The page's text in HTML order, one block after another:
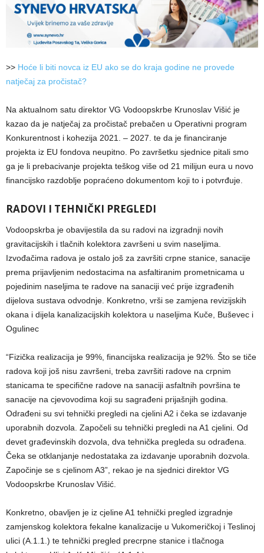
>> Hoće li biti novca iz EU ako se do kraja godine ne provede
natječaj za pročistač?
Na aktualnom satu direktor VG Vodoopskrbe Krunoslav Višić je
kazao da je natječaj za pročistač prebačen u Operativni program
Konkurentnost i kohezija 2021. – 2027. te da je financiranje
projekta iz EU fondova neupitno. Po završetku sjednice pitali smo
ga je li prebacivanje projekta teškog više od 21 milijun eura u novo
financijsko razdoblje popraćeno dokumentom koji to i potvrđuje.
RADOVI I TEHNIČKI PREGLEDI
Vodoopskrba je obavijestila da su radovi na izgradnji novih
gravitacijskih i tlačnih kolektora završeni u svim naseljima.
Izvođačima radova je ostalo još za završiti crpne stanice, sanacije
prema prijavljenim nedostacima na asfaltiranim prometnicama u
pojedinim naseljima te radove na sanaciji već prije izgrađenih
dijelova sustava odvodnje. Konkretno, vrši se zamjena revizijskih
okana i dijela kanalizacijskih kolektora u naseljima Kuče, Buševec i
Ogulinec
“Fizička realizacija je 99%, financijska realizacija je 92%. Što se tiče
radova koji još nisu završeni, treba završiti radove na crpnim
stanicama te specifične radove na sanaciji asfaltnih površina te
sanacije na cjevovodima koji su sagrađeni prijašnjih godina.
Odrađeni su svi tehnički pregledi na cjelini A2 i čeka se izdavanje
uporabnih dozvola. Započeli su tehnički pregledi na A1 cjelini. Od
devet građevinskih dozvola, dva tehnička pregleda su odrađena.
Čeka se otklanjanje nedostataka za izdavanje uporabnih dozvola.
Započinje se s cjelinom A3”, rekao je na sjednici direktor VG
Vodoopskrbe Krunoslav Višić.
Konkretno, obavljen je iz cjeline A1 tehnički pregled izgradnje
zamjenskog kolektora fekalne kanalizacije u Vukomeričkoj i Teslinoj
ulici (A.1.1.) te tehnički pregled precrpne stanice i tlačnoga